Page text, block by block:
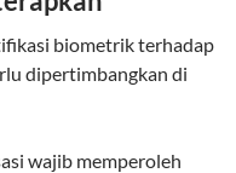
biometrik terhadap
dipertimbangkan di
wajib memperoleh